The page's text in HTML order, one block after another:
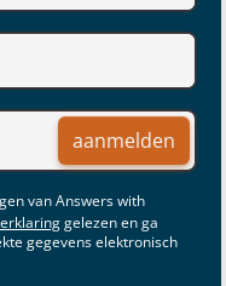
aanmelden
van Answers with
gelezen en ga
gegevens elektronisch